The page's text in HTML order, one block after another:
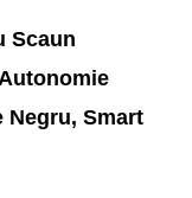
Scaun
Negru, Smart